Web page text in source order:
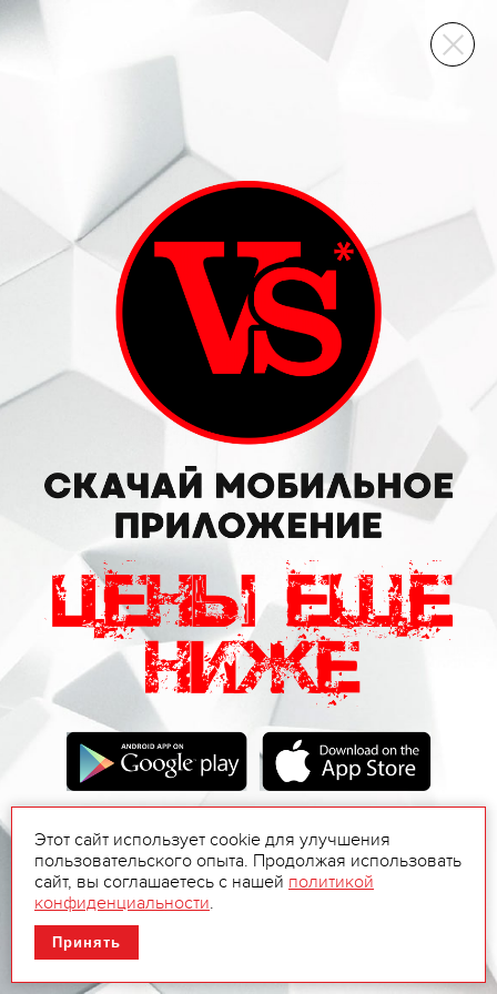
ВИННЫЙ СКЛАД
Этот сайт использует cookie для улучшения
пользовательского опыта. Продолжая использовать
сайт, вы соглашаетесь с нашей политикой
конфиденциальности.
Принять